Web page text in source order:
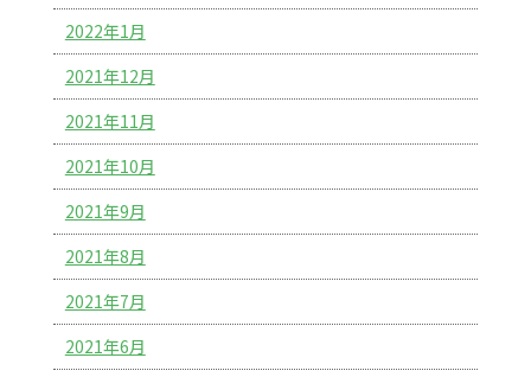
2022年1月
2021年12月
2021年11月
2021年10月
2021年9月
2021年8月
2021年7月
2021年6月